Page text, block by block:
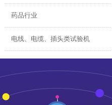
药品行业
电线、电缆、插头类试验机